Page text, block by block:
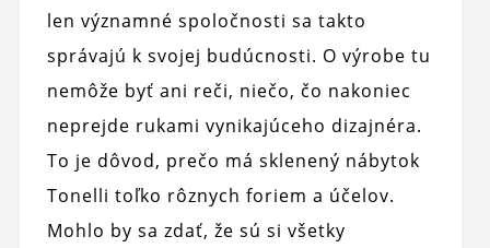
len významné spoločnosti sa takto
správajú k svojej budúcnosti. O výrobe tu
nemôže byť ani reči, niečo, čo nakoniec
neprejde rukami vynikajúceho dizajnéra.
To je dôvod, prečo má sklenený nábytok
Tonelli toľko rôznych foriem a účelov.
Mohlo by sa zdať, že sú si všetky